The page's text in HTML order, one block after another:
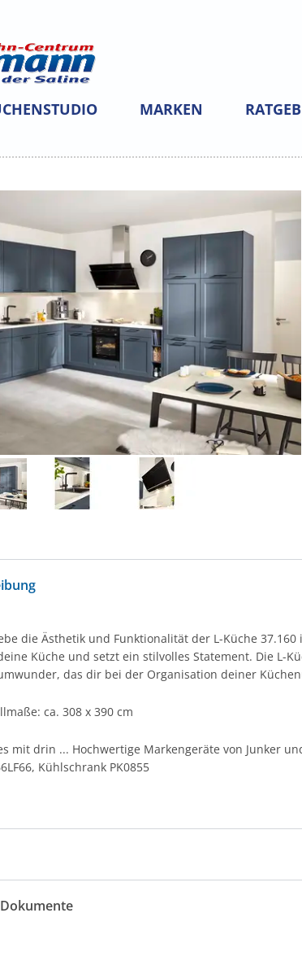
MARKEN
die Ästhetik und Funktionalität der L-Küche
Küche und setzt ein stilvolles Statement. Die L-
das dir bei der Organisation deiner
ca. 308 x 390 cm
mit drin ... Hochwertige Markengeräte von Junker
Kühlschrank PK0855